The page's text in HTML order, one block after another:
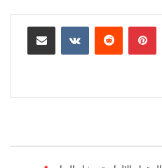
بينتيريست مشاركة عبر البريد